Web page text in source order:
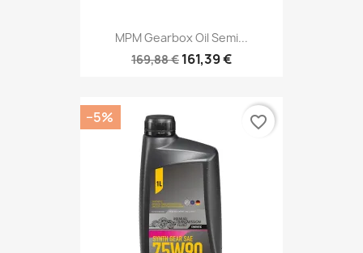
MPM Gearbox Oil Semi...
169,88 € 161,39 €
−5% favorite_border